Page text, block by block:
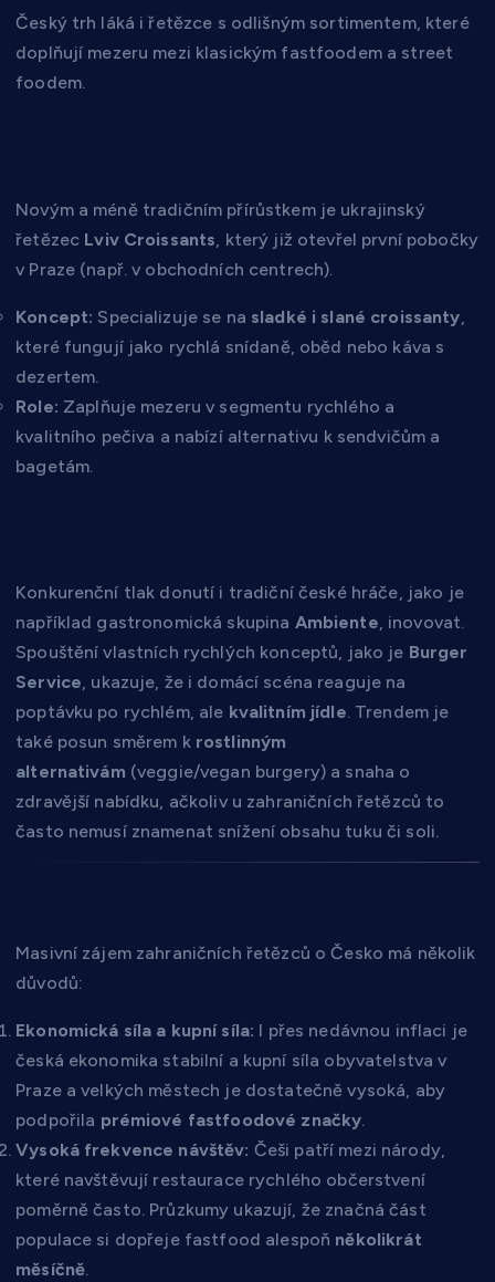
Český trh láká i řetězce s odlišným sortimentem, které
doplňují mezeru mezi klasickým fastfoodem a street
foodem.
Novým a méně tradičním přírůstkem je ukrajinský
řetězec Lviv Croissants , který již otevřel první pobočky
v Praze (např. v obchodních centrech).
Koncept: Specializuje se na sladké i slané croissanty
které fungují jako rychlá snídaně, oběd nebo káva s
dezertem.
Role: Zaplňuje mezeru v segmentu rychlého a
kvalitního pečiva a nabízí alternativu k sendvičům a
bagetám.
Konkurenční tlak donutí i tradiční české hráče, jako je
například gastronomická skupina Ambiente, inovovat.
Spouštění vlastních rychlých konceptů, jako je Burger
Service, ukazuje, že i domácí scéna reaguje na
poptávku po rychlém, ale kvalitním jídle. Trendem je
také posun směrem k rostlinným
alternativám (veggie/vegan burgery) a snaha o
zdravější nabídku, ačkoliv u zahraničních řetězců to
často nemusí znamenat snížení obsahu tuku či soli.
Masivní zájem zahraničních řetězců o Česko má několik
důvodů:
Ekonomická síla a kupní síla: I přes nedávnou inflaci je
česká ekonomika stabilní a kupní síla obyvatelstva v
Praze a velkých městech je dostatečně vysoká, aby
podpořila prémiové fastfoodové značky.
Vysoká frekvence návštěv: Češi patří mezi národy,
které navštěvují restaurace rychlého občerstvení
poměrně často. Průzkumy ukazují, že značná část
populace si dopřeje fastfood alespoň několikrát
měsíčně.